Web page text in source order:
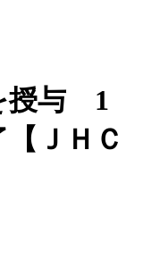
授与 1
ＪＨＣ